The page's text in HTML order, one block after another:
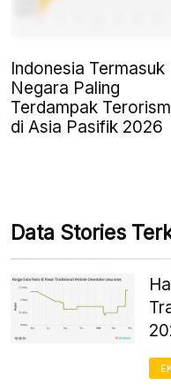
Indonesia Termasuk
Negara Paling
Terdampak
di Asia Pasifik 2026
Data Stories